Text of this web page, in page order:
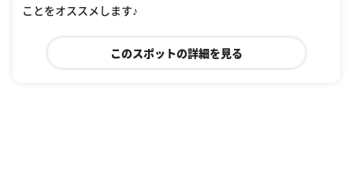
ことをオススメします♪
このスポットの詳細を見る